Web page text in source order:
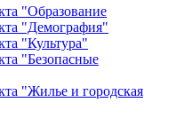
"Образование
"Демография"
"Культура"
"Безопасные
"Жилье и городская